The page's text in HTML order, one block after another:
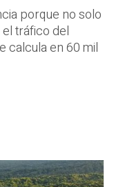
porque no solo
tráfico del
calcula en 60 mil